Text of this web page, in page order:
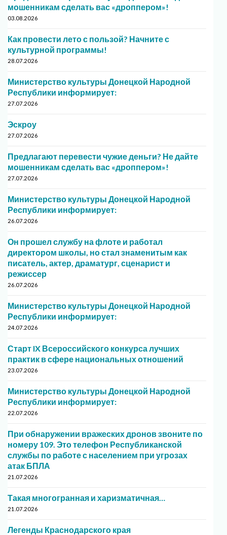
мошенникам сделать вас «дроппером»!
03.08.2026
Как провести лето с пользой? Начните с
культурной программы!
28.07.2026
Министерство культуры Донецкой Народной
Республики информирует:
27.07.2026
Эскроу
27.07.2026
Предлагают перевести чужие деньги? Не дайте
мошенникам сделать вас «дроппером»!
27.07.2026
Министерство культуры Донецкой Народной
Республики информирует:
26.07.2026
Он прошел службу на флоте и работал
директором школы, но стал знаменитым как
писатель, актер, драматург, сценарист и
режиссер
26.07.2026
Министерство культуры Донецкой Народной
Республики информирует:
24.07.2026
Старт IX Всероссийского конкурса лучших
практик в сфере национальных отношений
23.07.2026
Министерство культуры Донецкой Народной
Республики информирует:
22.07.2026
При обнаружении вражеских дронов звоните по
номеру 109. Это телефон Республиканской
службы по работе с населением при угрозах
атак БПЛА
21.07.2026
Такая многогранная и харизматичная…
21.07.2026
Легенды Краснодарского края